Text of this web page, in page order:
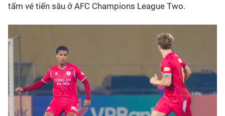
tấm vé tiến sâu ở AFC Champions League Two.